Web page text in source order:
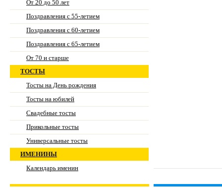
От 20 до 50 лет
Поздравления с 55-летием
Поздравления с 60-летием
Поздравления с 65-летием
От 70 и старше
ТОСТЫ
Тосты на День рождения
Тосты на юбилей
Свадебные тосты
Прикольные тосты
Универсальные тосты
ИМЕНИНЫ
Календарь именин